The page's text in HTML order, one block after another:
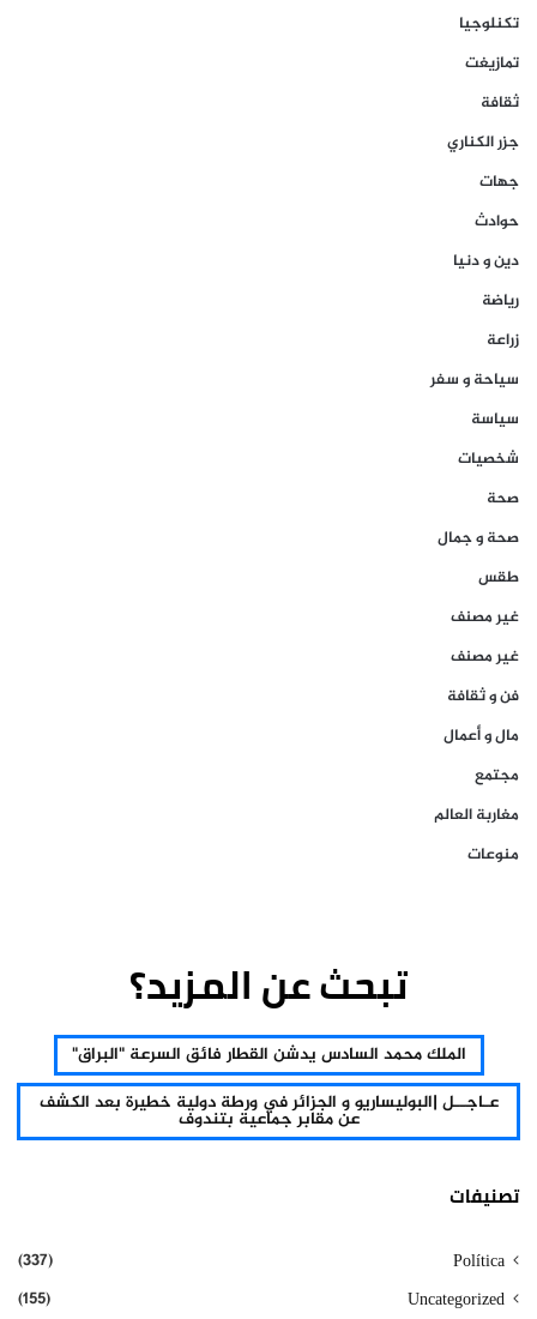
تكنلوجيا
تمازيغت
ثقافة
جزر الكناري
جهات
حوادث
دين و دنيا
رياضة
زراعة
سياحة و سفر
سياسة
شخصيات
صحة
صحة و جمال
طقس
غير مصنف
غير مصنف
فن و ثقافة
مال و أعمال
مجتمع
مغاربة العالم
منوعات
تبحث عن المزيد؟
الملك محمد السادس يدشن القطار فائق السرعة "البراق"
عـاجــل |البوليساريو و الجزائر في ورطة دولية خطيرة بعد الكشف
عن مقابر جماعية بتندوف
تصنيفات
Política
(337)
Uncategorized
(155)